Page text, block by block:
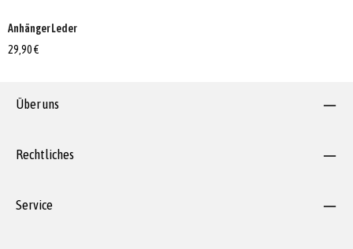
Anhänger Leder
29,90 €
Über uns
Rechtliches
Service